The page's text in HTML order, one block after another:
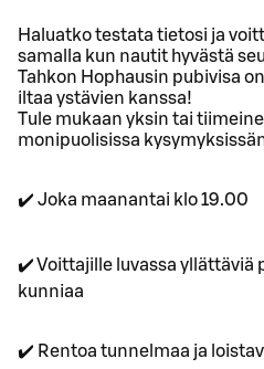
Haluatko testata tietosi ja
samalla kun nautit hyvästä
Tahkon Hophausin pubivisa
iltaa ystävien kanssa!
Tule mukaan yksin tai
monipuolisissa
✔️ Joka maanantai klo 19.00
✔️ Voittajille luvassa yllättäviä
kunniaa
✔️ Rentoa tunnelmaa ja